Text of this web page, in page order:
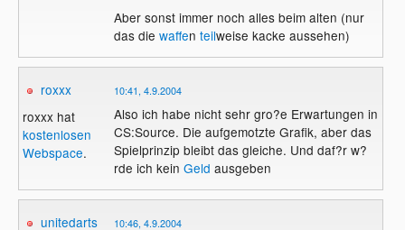
Aber sonst immer noch alles beim alten (nur
das die waffen teilweise kacke aussehen)
roxxx
roxxx hat
kostenlosen
Webspace.
10:41, 4.9.2004
Also ich habe nicht sehr gro?e Erwartungen in
CS:Source. Die aufgemotzte Grafik, aber das
Spielprinzip bleibt das gleiche. Und daf?r w?
rde ich kein Geld ausgeben
unitedarts
10:46, 4.9.2004